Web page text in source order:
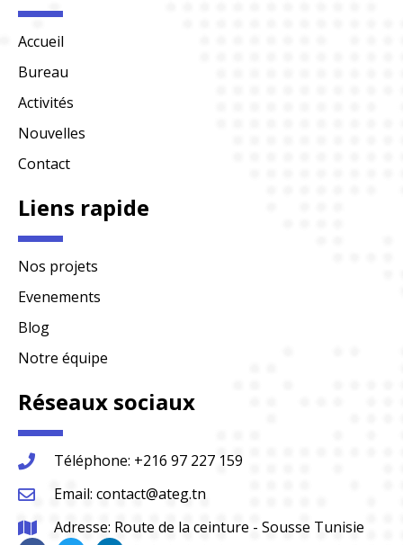
Accueil
Bureau
Activités
Nouvelles
Contact
Liens rapide
Nos projets
Evenements
Blog
Notre équipe
Réseaux sociaux
Téléphone: +216 97 227 159
Email: contact@ateg.tn
Adresse: Route de la ceinture - Sousse Tunisie